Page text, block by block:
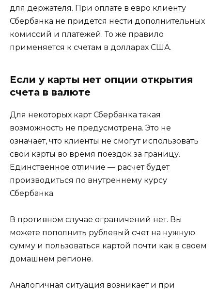
для держателя. При оплате в евро клиенту
Сбербанка не придется нести дополнительных
комиссий и платежей. То же правило
применяется к счетам в долларах США.
Если у карты нет опции открытия
счета в валюте
Для некоторых карт Сбербанка такая
возможность не предусмотрена. Это не
означает, что клиенты не смогут использовать
свои карты во время поездок за границу.
Единственное отличие — расчет будет
производиться по внутреннему курсу
Сбербанка.
В противном случае ограничений нет. Вы
можете пополнить рублевый счет на нужную
сумму и пользоваться картой почти как в своем
домашнем регионе.
Аналогичная ситуация возникает и при